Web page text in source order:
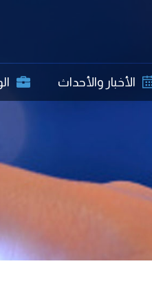
الأخبار والأحداث